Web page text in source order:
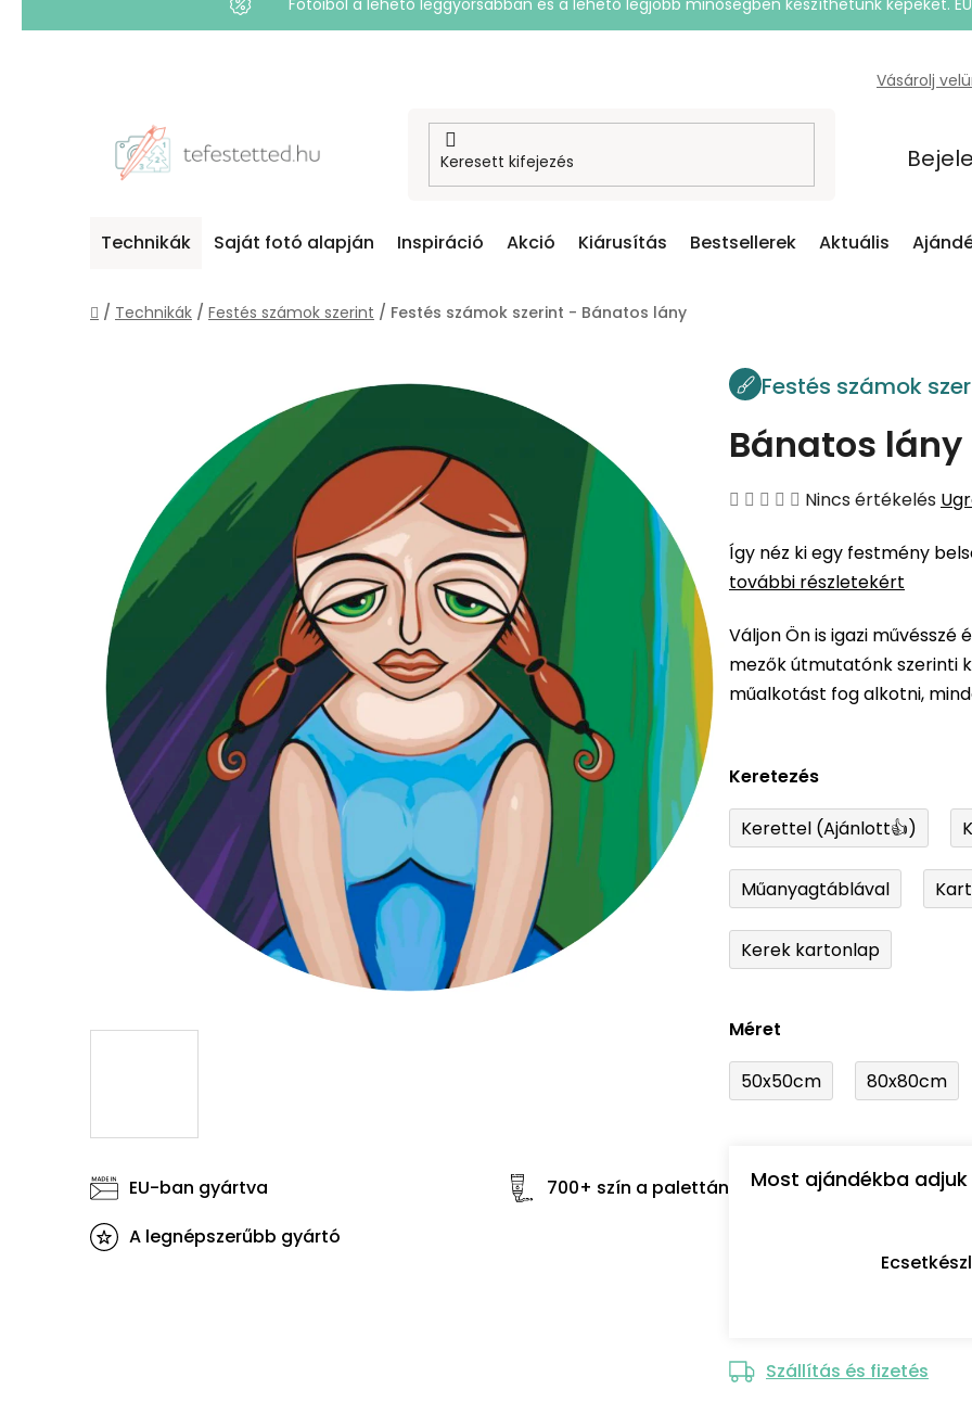
Fotóiból a lehető leggyorsabban és a lehető legjobb minőségben készíthetünk képeket.
Vásárolj
Technikák Saját fotó alapján Inspiráció Akció Kiárusítás Bestsellerek Aktuális
Kezdőlap
/ Technikák / Festés számok szerint / Festés számok szerint - Bánatos lány
Festés számok
Bánatos lány
A
átlagos
értékelése
ből
0,0
csillag.
Nincs értékelés
Így néz ki egy festmény
további részletekért
Váljon Ön is igazi
mezők útmutatónk szerinti
műalkotást fog alkotni,
Keretezés
Kerettel (Ajánlott👍)
Műanyagtáblával
Kerek kartonlap
Méret
50x50cm 80x80cm
Most ajándékba
Szállítás és fizetés
EU-ban gyártva
700+ szín a palettán
A legnépszerűbb gyártó